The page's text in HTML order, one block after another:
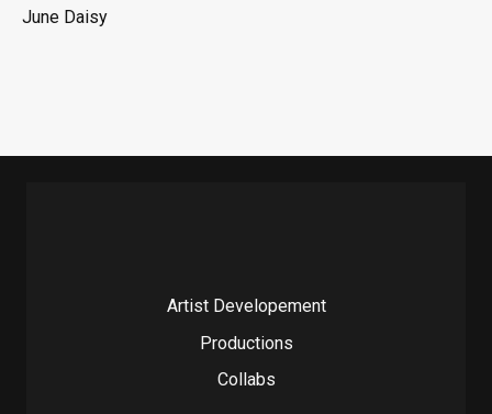
June Daisy
Artist Developement
Productions
Collabs